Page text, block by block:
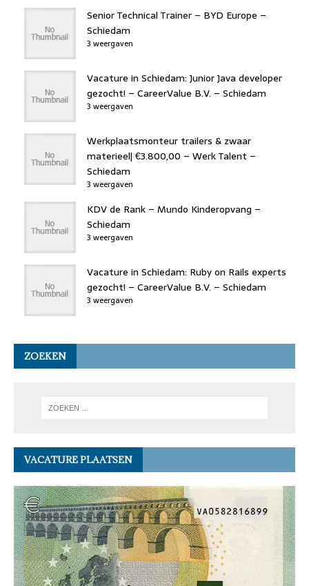
Senior Technical Trainer – BYD Europe –
Schiedam
3 weergaven
Vacature in Schiedam: Junior Java developer
gezocht! – CareerValue B.V. – Schiedam
3 weergaven
Werkplaatsmonteur trailers & zwaar
materieel| €3.800,00 – Werk Talent –
Schiedam
3 weergaven
KDV de Rank – Mundo Kinderopvang –
Schiedam
3 weergaven
Vacature in Schiedam: Ruby on Rails experts
gezocht! – CareerValue B.V. – Schiedam
3 weergaven
ZOEKEN
VACATURE PLAATSEN